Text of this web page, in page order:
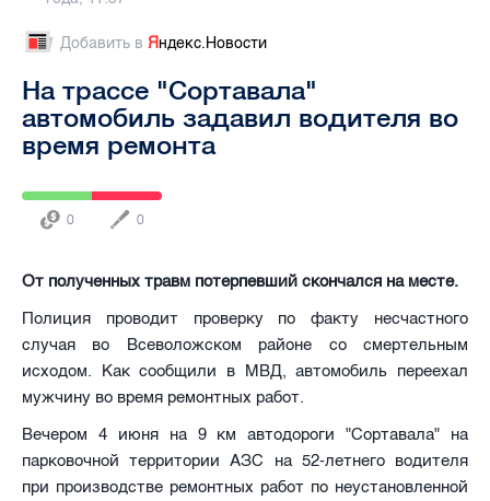
Добавить в Яндекс.Новости
На трассе "Сортавала"
автомобиль задавил водителя во
время ремонта
0 0
От полученных травм потерпевший скончался на месте.
Полиция проводит проверку по факту несчастного
случая во Всеволожском районе со смертельным
исходом. Как сообщили в МВД, автомобиль переехал
мужчину во время ремонтных работ.
Вечером 4 июня на 9 км автодороги "Сортавала" на
парковочной территории АЗС на 52-летнего водителя
при производстве ремонтных работ по неустановленной